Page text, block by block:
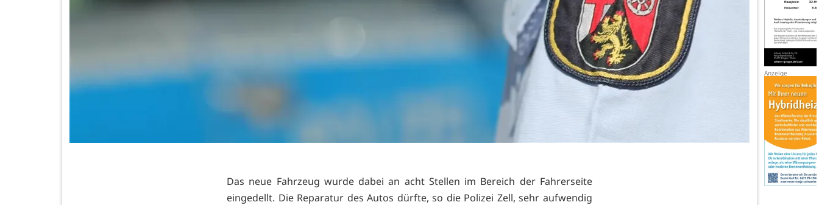
Das neue Fahrzeug wurde dabei an acht Stellen im Bereich der Fahrerseite
eingedellt. Die Reparatur des Autos dürfte, so die Polizei Zell, sehr aufwendig